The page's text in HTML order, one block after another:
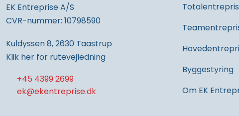
EK Entreprise A/S
CVR-nummer: 10798590
Kuldyssen 8, 2630 Taastrup
Klik her for rutevejledning
+45 4399 2699
ek@ekentreprise.dk
Byggestyring
Om EK